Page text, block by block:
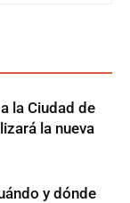
la Ciudad de
la nueva
y dónde